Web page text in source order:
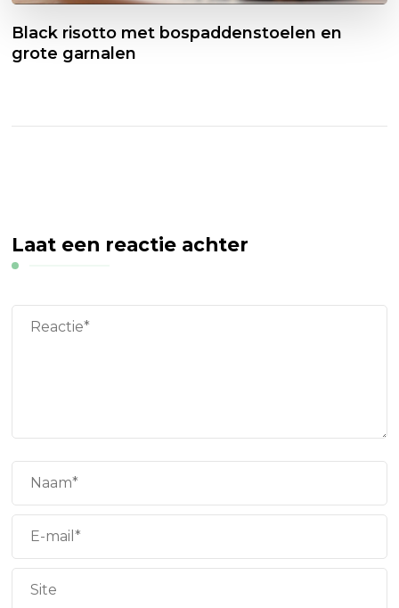
Black risotto met bospaddenstoelen en
grote garnalen
Laat een reactie achter